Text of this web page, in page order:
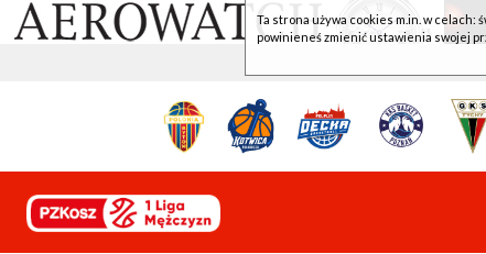
Ta strona używa cookies m.in. w celach:
powinieneś zmienić ustawienia swojej